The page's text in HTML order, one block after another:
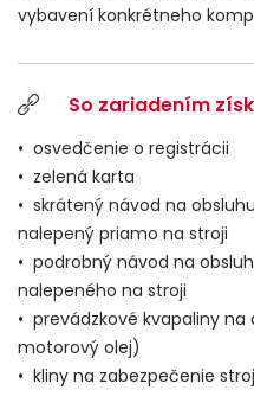
vybavení konkrétneho
So zariadením
• osvedčenie o registrácii
• zelená karta
• skrátený návod na
nalepený priamo na stroji
• podrobný návod na
nalepeného na stroji
• prevádzkové kvapaliny
motorový olej)
• kliny na zabezpečenie